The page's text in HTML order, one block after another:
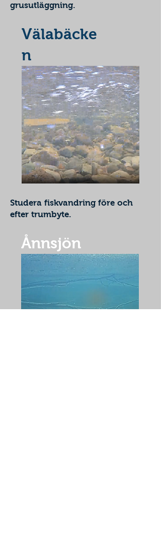
grusutläggning.
Välabäcke
n
Studera fiskvandring före och
efter trumbyte.
Ånnsjön